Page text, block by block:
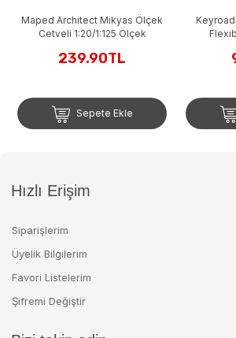
Maped Architect Mikyas Ölçek
Cetveli 1:20/1:125 Ölçek
239.90TL
Sepete Ekle
Keyroad ( Esnek ) Çizim Seti
Hızlı Erişim
Siparişlerim
Üyelik Bilgilerim
Favori Listelerim
Şifremi Değiştir